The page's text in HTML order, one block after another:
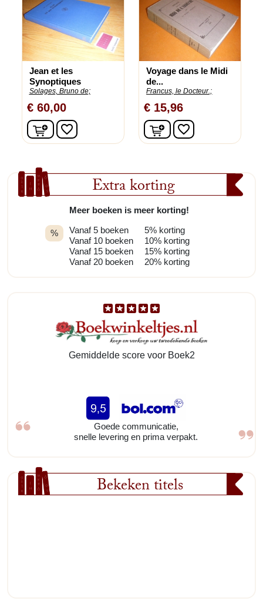
Extra korting
%
Meer boeken is meer korting!
Vanaf 5 boeken
Vanaf 10 boeken
Vanaf 15 boeken
Vanaf 20 boeken
5% korting
10% korting
15% korting
20% korting
Gemiddelde score voor Boek2
Goede communicatie,
snelle levering en prima verpakt.
Bekeken titels
Jean et les
Synoptiques
Solages, Bruno de;
€ 60,00
In winkelwagen
favorite_border
Voyage dans le Midi
de...
Francus, le Docteur.;
€ 15,96
In winkelwagen
favorite_border